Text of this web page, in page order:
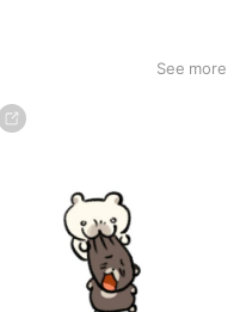
ラー連載
」
See more